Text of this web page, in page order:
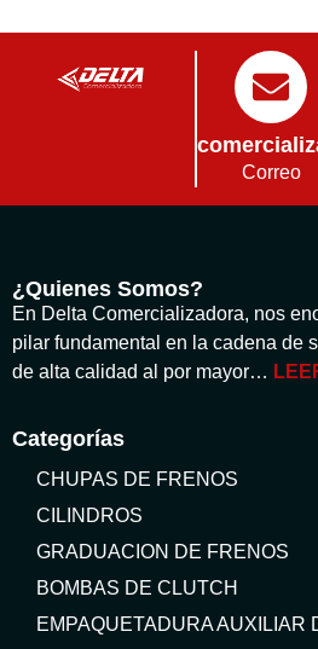
Correo
¿Quienes Somos?
En Delta Comercializadora, nos
pilar fundamental en la cadena de
de alta calidad al por mayor…
Categorías
CHUPAS DE FRENOS
CILINDROS
GRADUACION DE FRENOS
BOMBAS DE CLUTCH
EMPAQUETADURA AUXILIAR